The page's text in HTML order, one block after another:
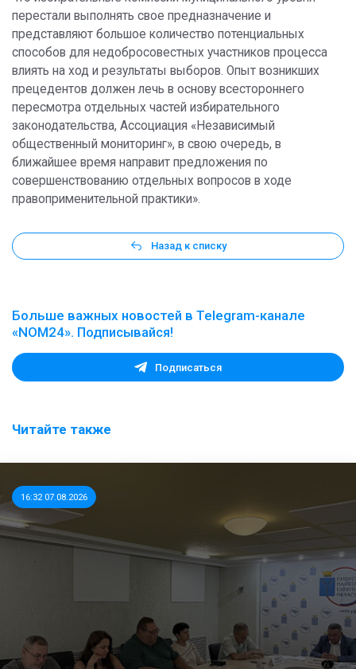
перестали выполнять свое предназначение и
представляют большое количество потенциальных
способов для недобросовестных участников процесса
влиять на ход и результаты выборов. Опыт возникших
прецедентов должен лечь в основу всестороннего
пересмотра отдельных частей избирательного
законодательства, Ассоциация «Независимый
общественный мониторинг», в свою очередь, в
ближайшее время направит предложения по
совершенствованию отдельных вопросов в ходе
правоприменительной практики».
Назад к списку
Больше важных новостей в Telegram-канале
«NOM24». Подписывайся!
Подписаться
Читайте также
16:32 07.08.2026